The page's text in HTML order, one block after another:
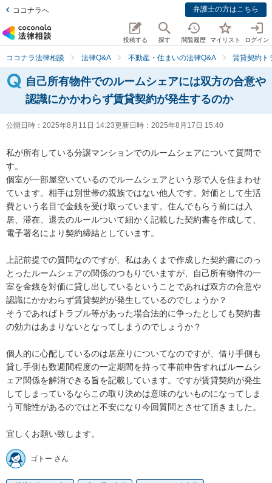
ココナラへ 弁護士の方はこちら
投稿する 探す 閲覧履歴 マイリスト ログイン
ココナラ法律相談 法律Q&A 不動産・住まいの法律Q&A 賃貸契約ト
自己所有物件でのルームシェアには双方の合意や
認識にかかわらず賃貸契約が発生するのか
公開日時： 2025年8月11日 14:23更新日時： 2025年8月17日 15:40
私が所有している分譲マンションでのルームシェアについて質問で
す。
個室が一部屋空いているのでルームシェアという形で人を住まわせ
ています。相手は別世帯の親族ではない他人です。対価として生活
費という名目で金銭を受け取っています。住んでもらう前には入
居、滞在、退去のルールついて細かく記載した契約書を作成して、
電子署名により契約締結としています。
上記前提での質問なのですが、私はあくまで作成した契約書にのっ
とったルームシェアの関係のつもりでいますが、自己所有物件の一
室を金銭を対価に貸し出しているということであれば双方の合意や
認識にかかわらず賃貸契約が発生しているのでしょうか？
そうであればトラブル等があった場合法的に争ったとしても契約書
の効力はあまりないとなってしまうのでしょうか？
個人的に心配しているのは居座りについてなのですが、借り手側も
貸し手側も数週間程度の一定期間を持って事前申告すればルームシ
ェア関係を解消できる旨を記載しています。ですが賃貸契約が発生
してしまっているならこの取り決めは意味のないものになってしま
う可能性があるのではと不安になり今回質問とさせて頂きました。
宜しくお願い致します。
ゴトー さん